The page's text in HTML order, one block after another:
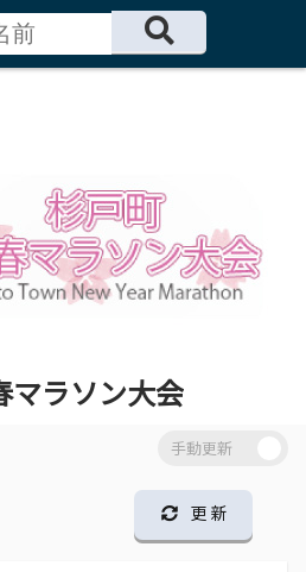
マラソン大会
更 新